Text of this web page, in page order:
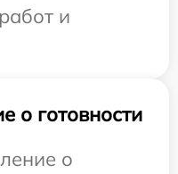
и
о готовности
о